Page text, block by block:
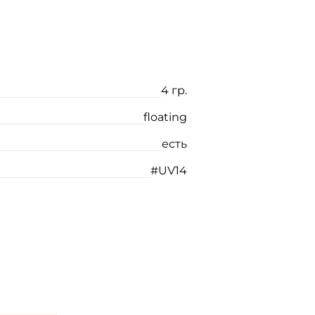
4 гр.
floating
есть
#UV14